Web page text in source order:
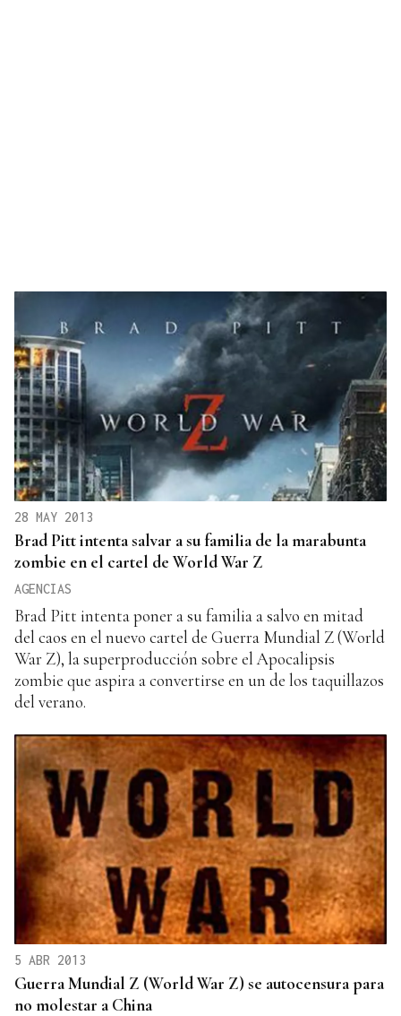
28 MAY 2013
Brad Pitt intenta salvar a su familia de la marabunta
zombie en el cartel de World War Z
AGENCIAS
Brad Pitt intenta poner a su familia a salvo en mitad
del caos en el nuevo cartel de Guerra Mundial Z (World
War Z), la superproducción sobre el Apocalipsis
zombie que aspira a convertirse en un de los taquillazos
del verano.
5 ABR 2013
Guerra Mundial Z (World War Z) se autocensura para
no molestar a China